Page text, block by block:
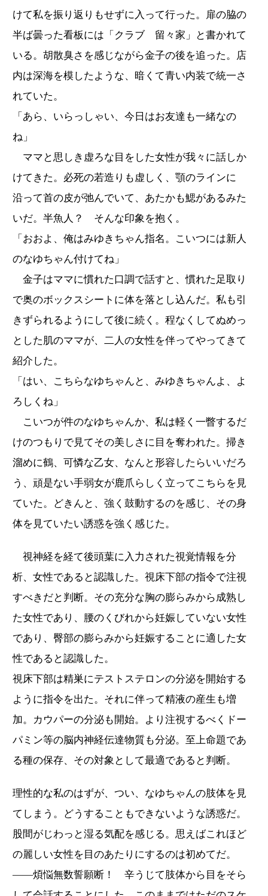
けて私を振り返りもせずに入って行った。扉の脇の
半ば曇った看板には「クラブ 留々家」と書かれて
いる。胡散臭さを感じながら金子の後を追った。店
内は深海を模したような、暗くて青い内装で統一さ
れていた。
「あら、いらっしゃい、今日はお友達も一緒なの
ね」
ママと思しき虚ろな目をした女性が我々に話しか
けてきた。必死の若造りも虚しく、顎のラインに
沿って首の皮が弛んでいて、あたかも鰓があるみた
いだ。半魚人？ そんな印象を抱く。
「おおよ、俺はみゆきちゃん指名。こいつには新人
のなゆちゃん付けてね」
金子はママに慣れた口調で話すと、慣れた足取り
で奥のボックスシートに体を落とし込んだ。私も引
きずられるようにして後に続く。程なくしてぬめっ
とした肌のママが、二人の女性を伴ってやってきて
紹介した。
「はい、こちらなゆちゃんと、みゆきちゃんよ、よ
ろしくね」
こいつが件のなゆちゃんか、私は軽く一瞥するだ
けのつもりで見てその美しさに目を奪われた。掃き
溜めに鶴、可憐な乙女、なんと形容したらいいだろ
う、頑是ない手弱女が鹿爪らしく立ってこちらを見
ていた。どきんと、強く鼓動するのを感じ、その身
体を見ていたい誘惑を強く感じた。
視神経を経て後頭葉に入力された視覚情報を分
析、女性であると認識した。視床下部の指令で注視
すべきだと判断。その充分な胸の膨らみから成熟し
た女性であり、腰のくびれから妊娠していない女性
であり、臀部の膨らみから妊娠することに適した女
性であると認識した。
視床下部は精巣にテストステロンの分泌を開始する
ように指令を出た。それに伴って精液の産生も増
加。カウパーの分泌も開始。より注視するべくドー
パミン等の脳内神経伝達物質も分泌。至上命題であ
る種の保存、その対象として最適であると判断。
理性的な私のはずが、つい、なゆちゃんの肢体を見
てしまう。どうすることもできないような誘惑だ。
股間がじわっと湿る気配を感じる。思えばこれほど
の麗しい女性を目のあたりにするのは初めてだ。
――煩悩無数誓願断！ 辛うじて肢体から目をそら